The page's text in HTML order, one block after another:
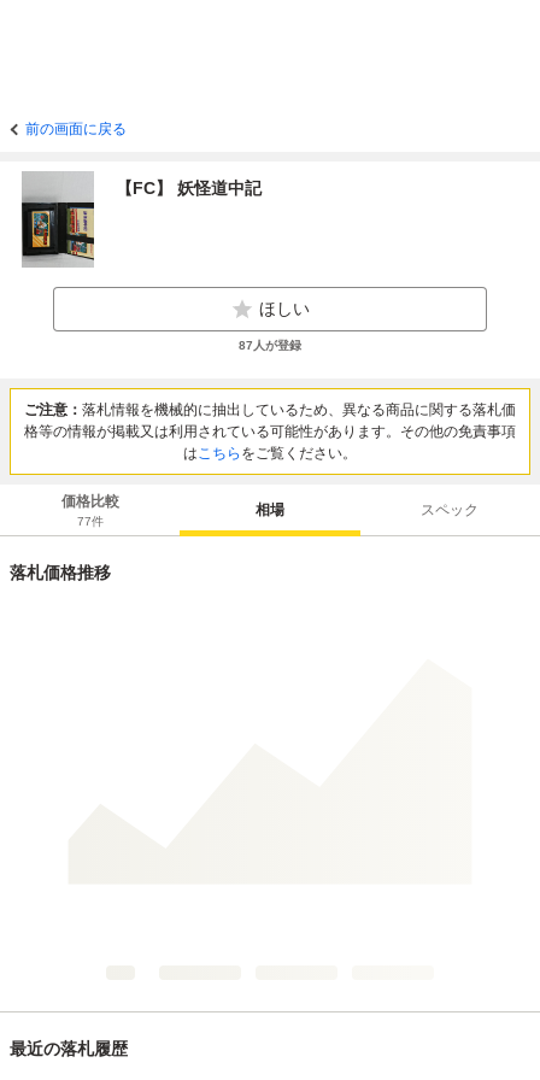
前の画面に戻る
【FC】 妖怪道中記
ほしい
87 人が登録
ご注意： 落札情報を機械的に抽出しているため、異なる商品に関する落札価
格等の情報が掲載又は利用されている可能性があります。その他の免責事項
はこちら をご覧ください。
価格比較
77件
相場 スペック
落札価格推移
最近の落札履歴